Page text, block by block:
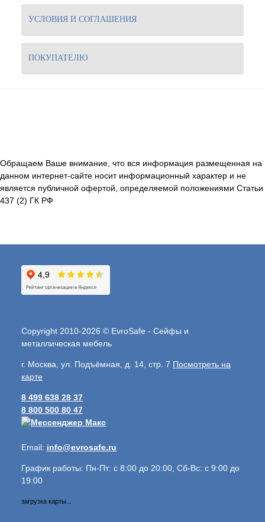
УСЛОВИЯ И СОГЛАШЕНИЯ
ПОКУПАТЕЛЮ
Обращаем Ваше внимание, что вся информация размещенная на
данном интернет-сайте носит информационный характер и не
является публичной офертой, определяемой положениями Статьи
437 (2) ГК РФ
Copyright 2010-2026 © EvroSafe - Сейфы и
металлическая мебель
г. Москва, ул. Подъёмная, д. 14, стр. 7 Посмотреть на
карте
8 499 638 28 37
8 800 500 80 47
Email: info@evrosafe.ru
График работы: Пн-Пт: с 8:00 до 20:00, Сб-Вс: с 9:00 до
19:00
загрузка карты...